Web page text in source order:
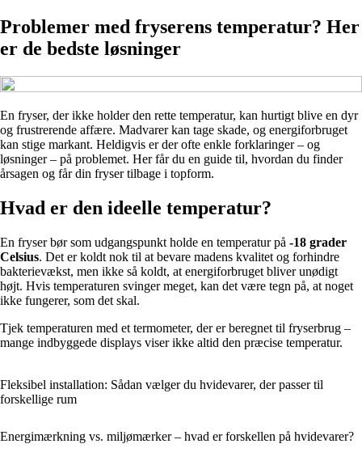
Problemer med fryserens temperatur? Her
er de bedste løsninger
En fryser, der ikke holder den rette temperatur, kan hurtigt blive en dyr
og frustrerende affære. Madvarer kan tage skade, og energiforbruget
kan stige markant. Heldigvis er der ofte enkle forklaringer – og
løsninger – på problemet. Her får du en guide til, hvordan du finder
årsagen og får din fryser tilbage i topform.
Hvad er den ideelle temperatur?
En fryser bør som udgangspunkt holde en temperatur på -18 grader
Celsius. Det er koldt nok til at bevare madens kvalitet og forhindre
bakterievækst, men ikke så koldt, at energiforbruget bliver unødigt
højt. Hvis temperaturen svinger meget, kan det være tegn på, at noget
ikke fungerer, som det skal.
Tjek temperaturen med et termometer, der er beregnet til fryserbrug –
mange indbyggede displays viser ikke altid den præcise temperatur.
Fleksibel installation: Sådan vælger du hvidevarer, der passer til
forskellige rum
Energimærkning vs. miljømærker – hvad er forskellen på hvidevarer?